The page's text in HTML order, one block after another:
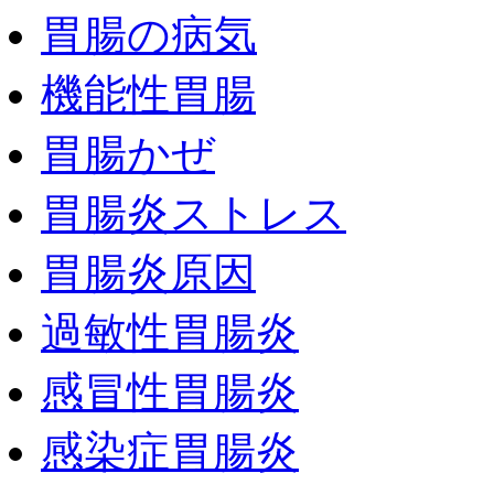
胃腸の病気
機能性胃腸
胃腸かぜ
胃腸炎ストレス
胃腸炎原因
過敏性胃腸炎
感冒性胃腸炎
感染症胃腸炎